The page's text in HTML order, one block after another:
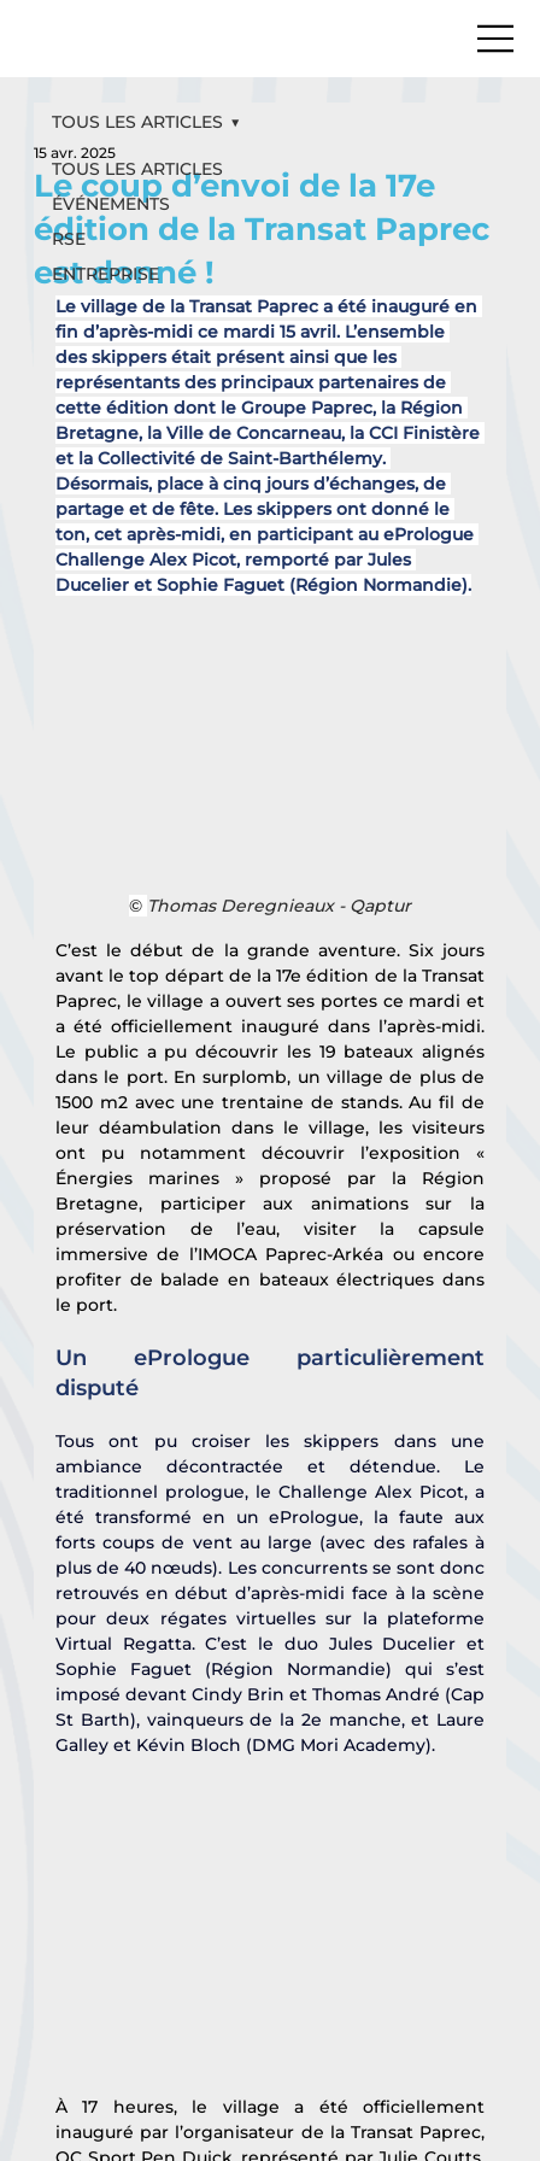
TOUS LES ARTICLES
ÉVÉNEMENTS
RSE
ENTREPRISE
TOUS LES ARTICLES
Le coup d’envoi de la 17e
édition de la Transat Paprec
est donné !
15 avr. 2025
Le village de la Transat Paprec a été inauguré en
fin d’après-midi ce mardi 15 avril. L’ensemble
des skippers était présent ainsi que les
représentants des principaux partenaires de
cette édition dont le Groupe Paprec, la Région
Bretagne, la Ville de Concarneau, la CCI Finistère
et la Collectivité de Saint-Barthélemy.
Désormais, place à cinq jours d’échanges, de
partage et de fête. Les skippers ont donné le
ton, cet après-midi, en participant au ePrologue
Challenge Alex Picot, remporté par Jules
Ducelier et Sophie Faguet (Région Normandie).
© Thomas Deregnieaux - Qaptur
C’est le début de la grande aventure. Six jours
avant le top départ de la 17e édition de la Transat
Paprec, le village a ouvert ses portes ce mardi et
a été officiellement inauguré dans l’après-midi.
Le public a pu découvrir les 19 bateaux alignés
dans le port. En surplomb, un village de plus de
1500 m2 avec une trentaine de stands. Au fil de
leur déambulation dans le village, les visiteurs
ont pu notamment découvrir l’exposition «
Énergies marines » proposé par la Région
Bretagne, participer aux animations sur la
préservation de l’eau, visiter la capsule
immersive de l’IMOCA Paprec-Arkéa ou encore
profiter de balade en bateaux électriques dans
le port.
Un ePrologue particulièrement
disputé
Tous ont pu croiser les skippers dans une
ambiance décontractée et détendue. Le
traditionnel prologue, le Challenge Alex Picot, a
été transformé en un ePrologue, la faute aux
forts coups de vent au large (avec des rafales à
plus de 40 nœuds). Les concurrents se sont donc
retrouvés en début d’après-midi face à la scène
pour deux régates virtuelles sur la plateforme
Virtual Regatta. C’est le duo Jules Ducelier et
Sophie Faguet (Région Normandie) qui s’est
imposé devant Cindy Brin et Thomas André (Cap
St Barth), vainqueurs de la 2e manche, et Laure
Galley et Kévin Bloch (DMG Mori Academy).
À 17 heures, le village a été officiellement
inauguré par l’organisateur de la Transat Paprec,